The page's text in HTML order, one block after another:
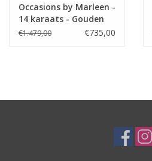
Occasions by Marleen -
14 karaats - Gouden
armband - Closed for
€1.479,00 €735,00